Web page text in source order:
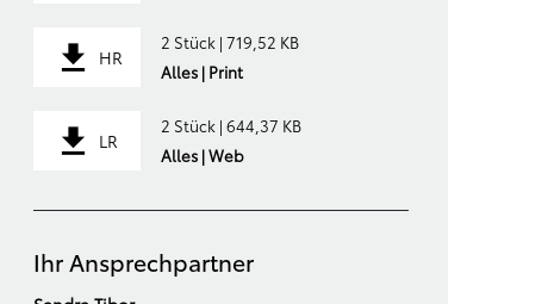
HR
2 Stück | 719,52 KB
Alles | Print
LR
2 Stück | 644,37 KB
Alles | Web
Ihr Ansprechpartner